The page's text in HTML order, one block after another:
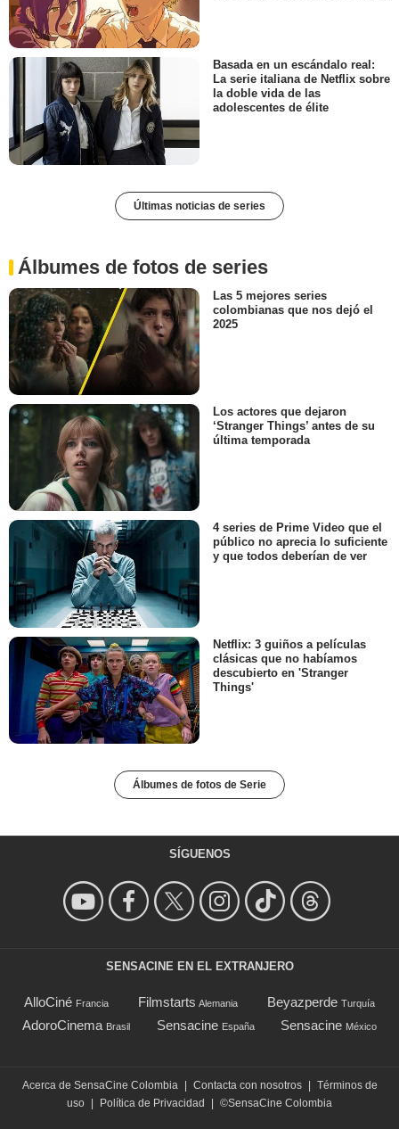
Basada en un escándalo real:
La serie italiana de Netflix sobre
la doble vida de las
adolescentes de élite
Últimas noticias de series
Álbumes de fotos de series
Las 5 mejores series
colombianas que nos dejó el
2025
Los actores que dejaron
‘Stranger Things’ antes de su
última temporada
4 series de Prime Video que el
público no aprecia lo suficiente
y que todos deberían de ver
Netflix: 3 guiños a películas
clásicas que no habíamos
descubierto en 'Stranger
Things'
Álbumes de fotos de Serie
SÍGUENOS
SENSACINE EN EL EXTRANJERO
AlloCiné Francia Filmstarts Alemania Beyazperde Turquía
AdoroCinema Brasil Sensacine España Sensacine México
Acerca de SensaCine Colombia Contacta con nosotros
Términos de
uso
Política de Privacidad ©SensaCine Colombia